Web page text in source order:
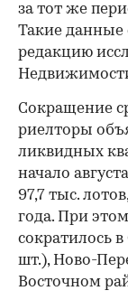
за тот же
Такие данные
редакцию
Сокращение
риелторы
ликвидных
начало
97,7 тыс.
года. При
сократилось
шт.), Ново-
Восточном